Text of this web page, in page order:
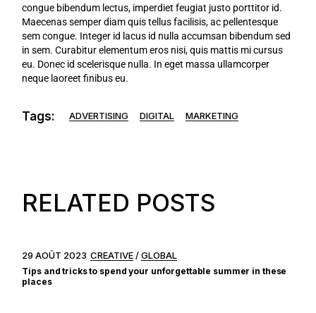
congue bibendum lectus, imperdiet feugiat justo porttitor id.
Maecenas semper diam quis tellus facilisis, ac pellentesque
sem congue. Integer id lacus id nulla accumsan bibendum sed
in sem. Curabitur elementum eros nisi, quis mattis mi cursus
eu. Donec id scelerisque nulla. In eget massa ullamcorper
neque laoreet finibus eu.
Tags: ADVERTISING DIGITAL MARKETING
RELATED POSTS
29 AOÛT 2023 CREATIVE GLOBAL
Tips and tricks to spend your unforgettable summer in these
places